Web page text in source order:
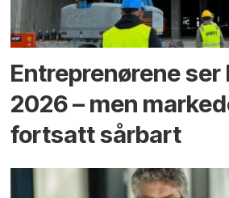
Entreprenørene ser
2026 – men
fortsatt sårbart